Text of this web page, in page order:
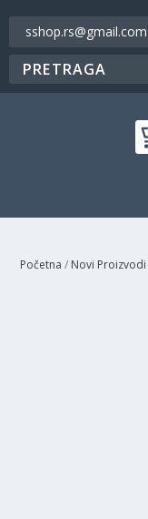
sshop.rs@gmail.com
Početna / Novi Proizvodi